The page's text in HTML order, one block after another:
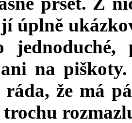
úplně
jednoduché,
na
ráda, že má